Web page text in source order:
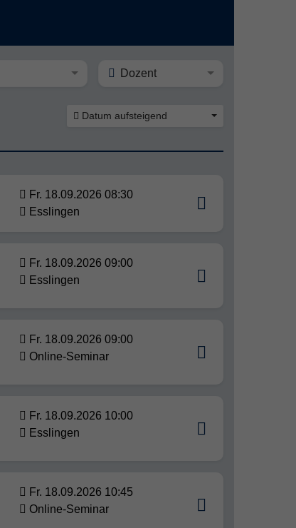
Dozent
Datum aufsteigend
Fr. 18.09.2026 08:30
Esslingen
Fr. 18.09.2026 09:00
Esslingen
Fr. 18.09.2026 09:00
Online-Seminar
Fr. 18.09.2026 10:00
Esslingen
Fr. 18.09.2026 10:45
Online-Seminar